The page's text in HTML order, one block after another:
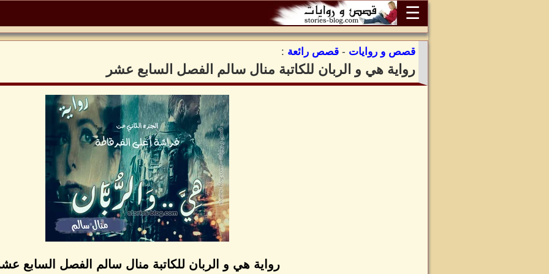
☰
قصص و روايات - قصص رائعة :
رواية هي و الربان للكاتبة منال سالم الفصل السابع عشر
رواية هي و الربان للكاتبة منال سالم الفصل السابع